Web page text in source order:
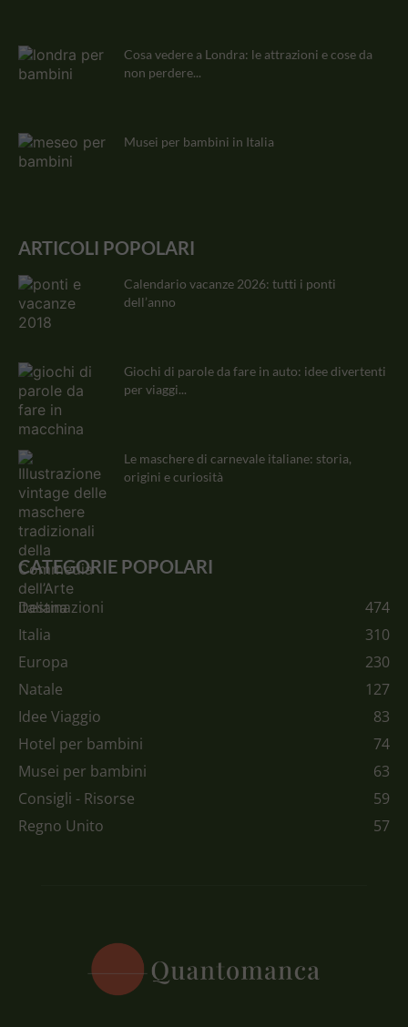
Cosa vedere a Londra: le attrazioni e cose da
non perdere...
Musei per bambini in Italia
ARTICOLI POPOLARI
Calendario vacanze 2026: tutti i ponti
dell’anno
Giochi di parole da fare in auto: idee divertenti
per viaggi...
Le maschere di carnevale italiane: storia,
origini e curiosità
CATEGORIE POPOLARI
Destinazioni
474
Italia
310
Europa
230
Natale
127
Idee Viaggio
83
Hotel per bambini
74
Musei per bambini
63
Consigli - Risorse
59
Regno Unito
57